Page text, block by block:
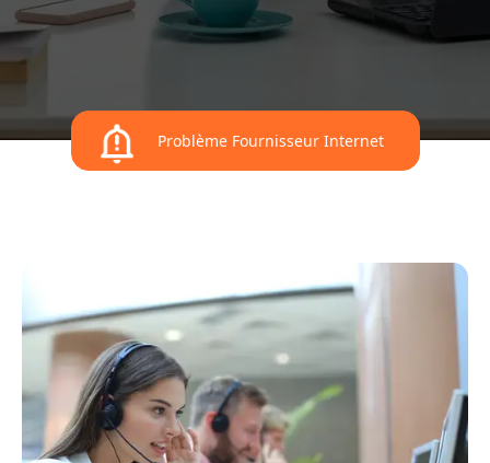
Problème Fournisseur Internet